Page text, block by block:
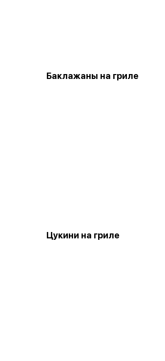
Баклажаны на гриле
Цукини на гриле